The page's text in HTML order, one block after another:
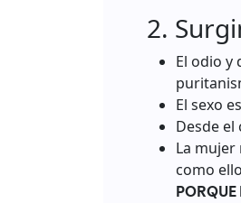
2.
El odio y
El sexo
Desde
La mujer
como